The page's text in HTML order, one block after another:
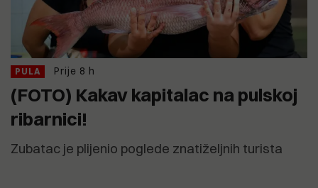
PULA Prije 8 h
(FOTO) Kakav kapitalac na pulskoj
ribarnici!
Zubatac je plijenio poglede znatiželjnih turista